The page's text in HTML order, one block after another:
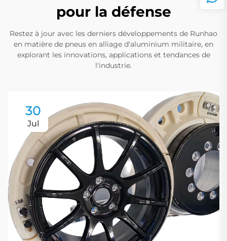
pour la défense
Restez à jour avec les derniers développements de Runhao
en matière de pneus en alliage d'aluminium militaire, en
explorant les innovations, applications et tendances de
l'industrie.
30
Jul